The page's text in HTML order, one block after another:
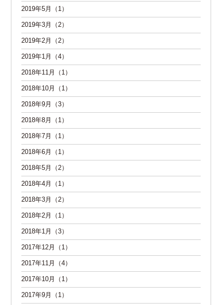
2019年5月（1）
2019年3月（2）
2019年2月（2）
2019年1月（4）
2018年11月（1）
2018年10月（1）
2018年9月（3）
2018年8月（1）
2018年7月（1）
2018年6月（1）
2018年5月（2）
2018年4月（1）
2018年3月（2）
2018年2月（1）
2018年1月（3）
2017年12月（1）
2017年11月（4）
2017年10月（1）
2017年9月（1）